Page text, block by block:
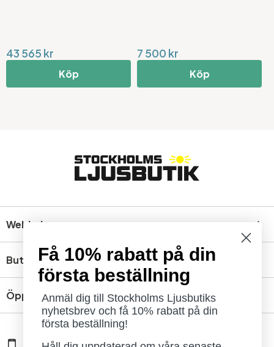
43 565 kr
Köp
7 500 kr
Köp
Webbshop
Butik
Öppettider
Få 10% rabatt på din
första beställning
Anmäl dig till Stockholms Ljusbutiks
nyhetsbrev och få 10% rabatt på din
första beställning!